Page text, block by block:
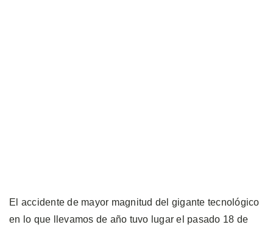
El accidente de mayor magnitud del gigante tecnológico
en lo que llevamos de año tuvo lugar el pasado 18 de